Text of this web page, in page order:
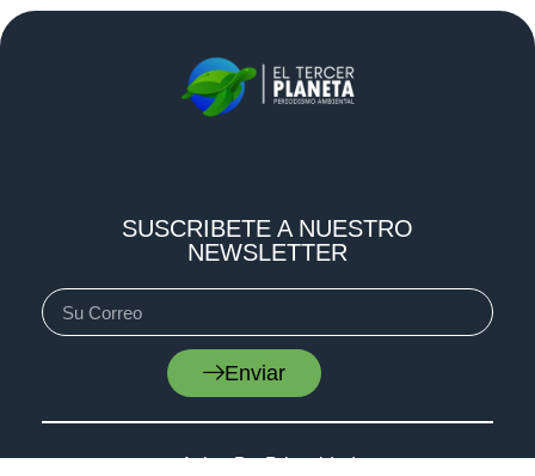
SUSCRIBETE A NUESTRO
NEWSLETTER
Enviar
Aviso De Privacidad